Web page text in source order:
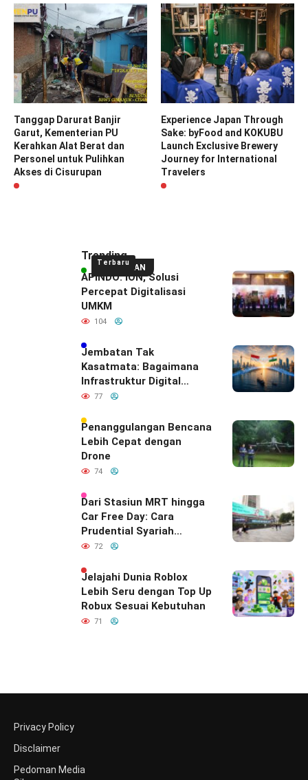
Tanggap Darurat Banjir
Garut, Kementerian PU
Kerahkan Alat Berat dan
Personel untuk Pulihkan
Akses di Cisurupan
Experience Japan Through
Sake: byFood and KOKUBU
Launch Exclusive Brewery
Journey for International
Travelers
UNGGULAN
Terbaru
Trending
APINDO: ION, Solusi
Percepat Digitalisasi
UMKM
104
Jembatan Tak
Kasatmata: Bagaimana
Infrastruktur Digital
Diam-Diam
Hubungan Indonesia–
India
77
Penanggulangan Bencana
Lebih Cepat dengan
Drone
74
Dari Stasiun MRT hingga
Car Free Day: Cara
Prudential Syariah
Merayakan yang Nomor
Indonesia
72
Jelajahi Dunia Roblox
Lebih Seru dengan Top Up
Robux Sesuai Kebutuhan
71
Privacy Policy
Disclaimer
Pedoman Media